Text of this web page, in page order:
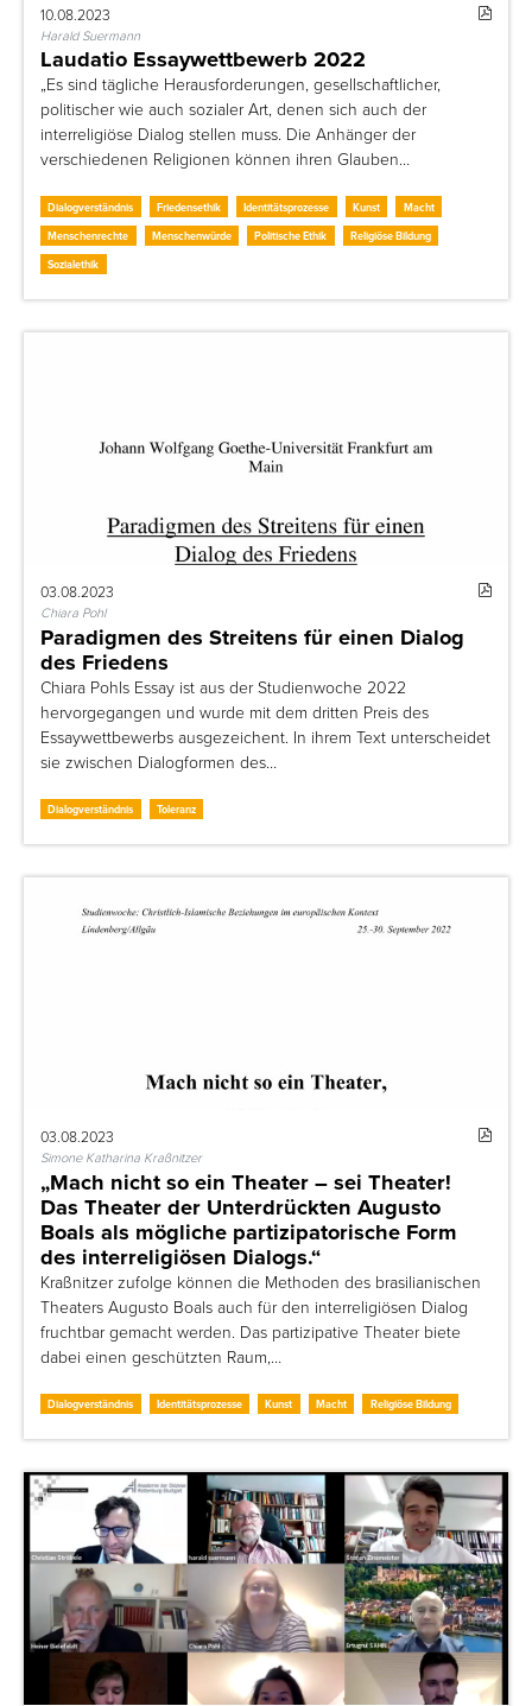
10.08.2023
Harald Suermann
Laudatio Essaywettbewerb 2022
„Es sind tägliche Herausforderungen, gesellschaftlicher,
politischer wie auch sozialer Art, denen sich auch der
interreligiöse Dialog stellen muss. Die Anhänger der
verschiedenen Religionen können ihren Glauben…
Dialogverständnis Friedensethik Identitätsprozesse Kunst
Macht
Menschenrechte
Menschenwürde Politische Ethik
Religiöse Bildung
Sozialethik
03.08.2023
Chiara Pohl
Paradigmen des Streitens für einen Dialog
des Friedens
Chiara Pohls Essay ist aus der Studienwoche 2022
hervorgegangen und wurde mit dem dritten Preis des
Essaywettbewerbs ausgezeichent. In ihrem Text unterscheidet
sie zwischen Dialogformen des…
Dialogverständnis Toleranz
03.08.2023
Simone Katharina Kraßnitzer
„Mach nicht so ein Theater – sei Theater!
Das Theater der Unterdrückten Augusto
Boals als mögliche partizipatorische Form
des interreligiösen Dialogs.“
Kraßnitzer zufolge können die Methoden des brasilianischen
Theaters Augusto Boals auch für den interreligiösen Dialog
fruchtbar gemacht werden. Das partizipative Theater biete
dabei einen geschützten Raum,…
Dialogverständnis Identitätsprozesse Kunst Macht Religiöse Bildung